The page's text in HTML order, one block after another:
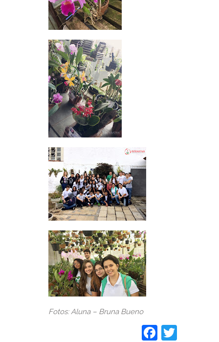
Fotos: Aluna – Bruna Bueno